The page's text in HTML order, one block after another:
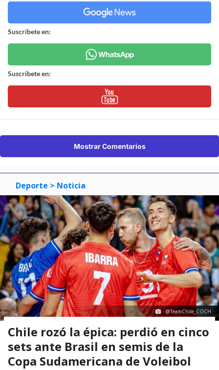
Suscríbete en:
Suscríbete en:
Mostrar Comentarios
Deporte > Noticia
@TeamChile_COCH
Chile rozó la épica: perdió en cinco
sets ante Brasil en semis de la
Copa Sudamericana de Voleibol